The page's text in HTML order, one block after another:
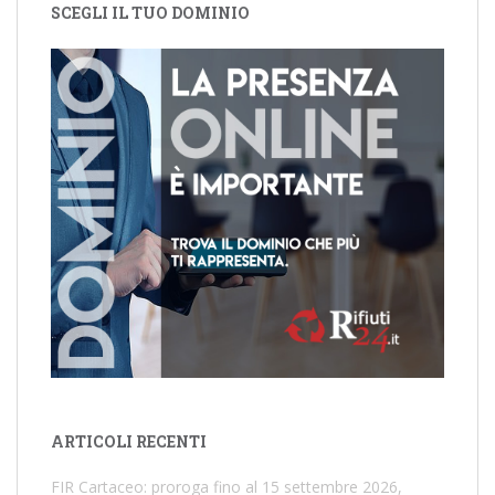
SCEGLI IL TUO DOMINIO
ARTICOLI RECENTI
FIR Cartaceo: proroga fino al 15 settembre 2026,